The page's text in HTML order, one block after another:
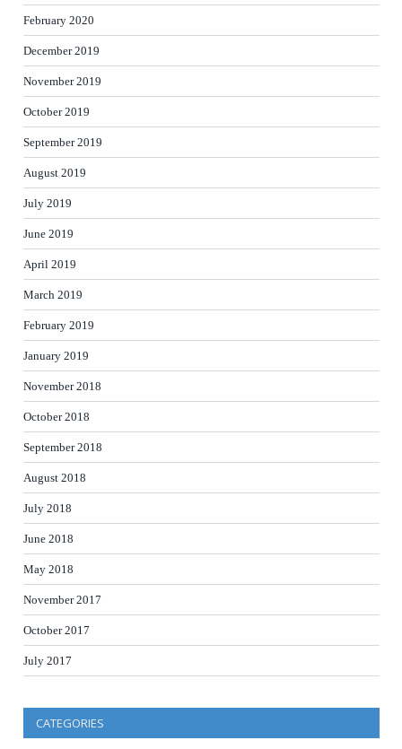
February 2020
December 2019
November 2019
October 2019
September 2019
August 2019
July 2019
June 2019
April 2019
March 2019
February 2019
January 2019
November 2018
October 2018
September 2018
August 2018
July 2018
June 2018
May 2018
November 2017
October 2017
July 2017
CATEGORIES